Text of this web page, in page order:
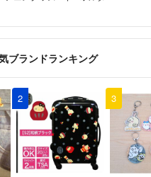
ブランドランキング
2 3